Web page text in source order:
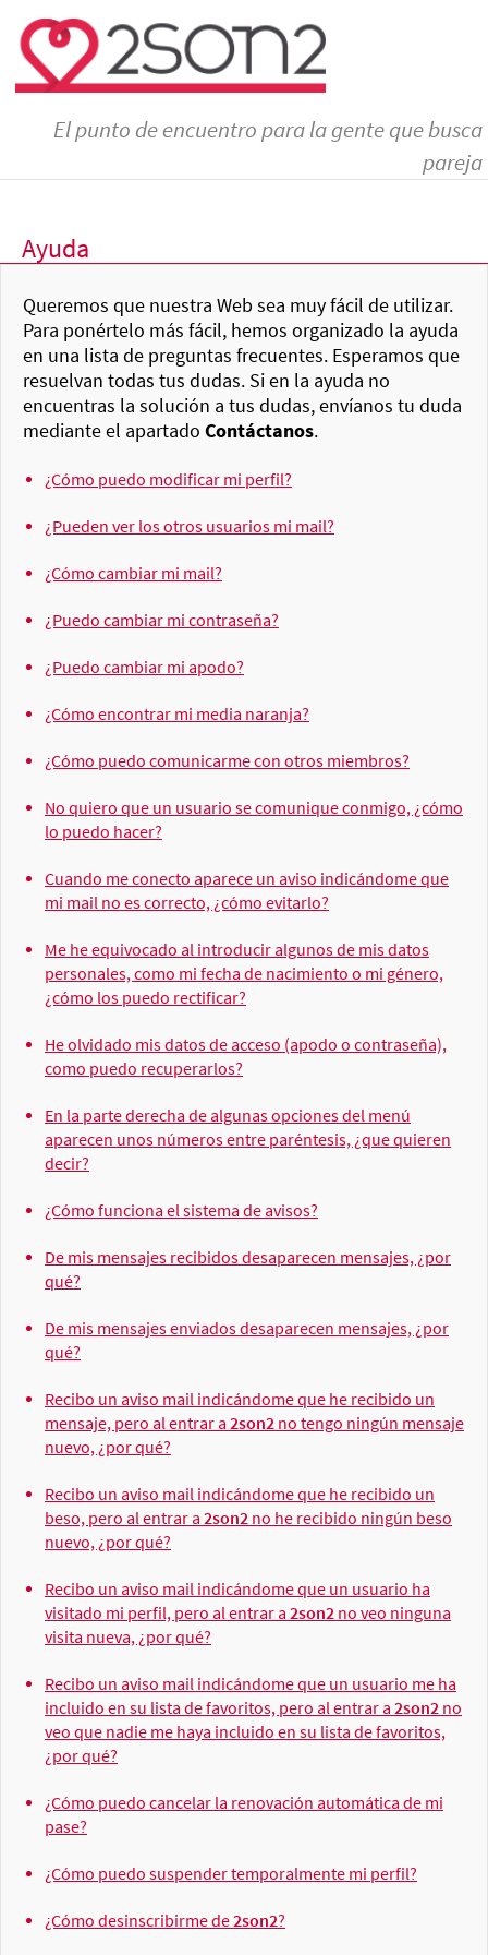
El punto de encuentro para la gente que busca
pareja
Ayuda
Queremos que nuestra Web sea muy fácil de utilizar.
Para ponértelo más fácil, hemos organizado la ayuda
en una lista de preguntas frecuentes. Esperamos que
resuelvan todas tus dudas. Si en la ayuda no
encuentras la solución a tus dudas, envíanos tu duda
mediante el apartado Contáctanos.
¿Cómo puedo modificar mi perfil?
¿Pueden ver los otros usuarios mi mail?
¿Cómo cambiar mi mail?
¿Puedo cambiar mi contraseña?
¿Puedo cambiar mi apodo?
¿Cómo encontrar mi media naranja?
¿Cómo puedo comunicarme con otros miembros?
No quiero que un usuario se comunique conmigo, ¿cómo
lo puedo hacer?
Cuando me conecto aparece un aviso indicándome que
mi mail no es correcto, ¿cómo evitarlo?
Me he equivocado al introducir algunos de mis datos
personales, como mi fecha de nacimiento o mi género,
¿cómo los puedo rectificar?
He olvidado mis datos de acceso (apodo o contraseña),
como puedo recuperarlos?
En la parte derecha de algunas opciones del menú
aparecen unos números entre paréntesis, ¿que quieren
decir?
¿Cómo funciona el sistema de avisos?
De mis mensajes recibidos desaparecen mensajes, ¿por
qué?
De mis mensajes enviados desaparecen mensajes, ¿por
qué?
Recibo un aviso mail indicándome que he recibido un
mensaje, pero al entrar a 2son2 no tengo ningún mensaje
nuevo, ¿por qué?
Recibo un aviso mail indicándome que he recibido un
beso, pero al entrar a 2son2 no he recibido ningún beso
nuevo, ¿por qué?
Recibo un aviso mail indicándome que un usuario ha
visitado mi perfil, pero al entrar a 2son2 no veo ninguna
visita nueva, ¿por qué?
Recibo un aviso mail indicándome que un usuario me ha
incluido en su lista de favoritos, pero al entrar a 2son2 no
veo que nadie me haya incluido en su lista de favoritos,
¿por qué?
¿Cómo puedo cancelar la renovación automática de mi
pase?
¿Cómo puedo suspender temporalmente mi perfil?
¿Cómo desinscribirme de2son2?